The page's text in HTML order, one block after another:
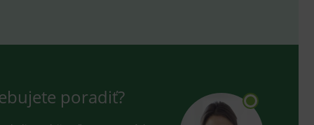
poradiť?